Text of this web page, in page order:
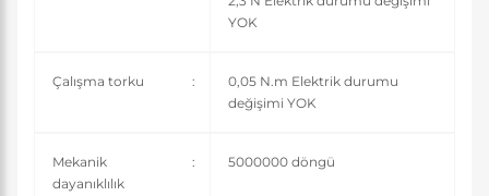
YOK
Çalışma torku :
0,05 N.m Elektrik durumu
değişimi YOK
Mekanik
dayanıklılık
: 5000000 döngü